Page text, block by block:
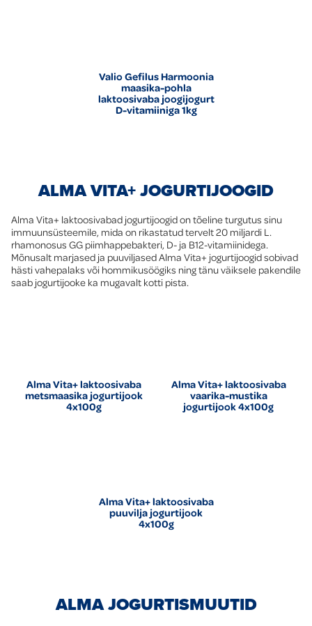
Valio Gefilus Harmoonia
maasika-pohla
laktoosivaba joogijogurt
D-vitamiiniga 1kg
ALMA VITA+ JOGURTIJOOGID
Alma Vita+ laktoosivabad jogurtijoogid on tõeline turgutus sinu
immuunsüsteemile, mida on rikastatud tervelt 20 miljardi L.
rhamonosus GG piimhappebakteri, D- ja B12-vitamiinidega.
Mõnusalt marjased ja puuviljased Alma Vita+ jogurtijoogid sobivad
hästi vahepalaks või hommikusöögiks ning tänu väiksele pakendile
saab jogurtijooke ka mugavalt kotti pista.
Alma Vita+ laktoosivaba
metsmaasika jogurtijook
4x100g
Alma Vita+ laktoosivaba
vaarika-mustika
jogurtijook 4x100g
Alma Vita+ laktoosivaba
puuvilja jogurtijook
4x100g
ALMA JOGURTISMUUTID